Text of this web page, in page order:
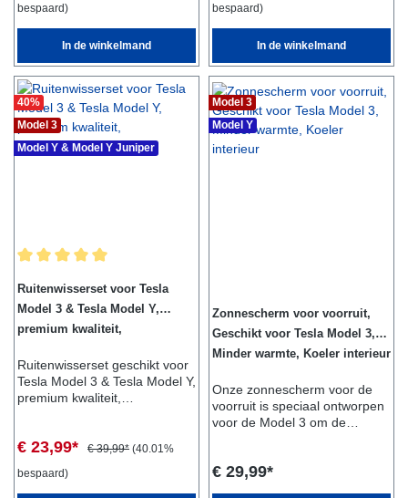
beschermhoes is eenvoudig te
bevestigen en kan zowel
gemakkelijk worden verwijderd
als
gereinigd.Leveringsomvang:-
1x huisdier beschermhoes
voor kofferbakGeschikt voor:-
Tesla Model Y uit Berlijn
bespaard)
In de winkelmand
Hedgehog" of "Beach Buggy
Racing 2".Met de
gamecontroller maakt de
passagier ook een kans in
"Beach Buggy Racing
2".geschikt voor: Tesla Model
3 Tesla Model Y Tesla Model
S Tesla Model X
bespaard)
In de winkelmand
40%
Model 3
Model Y & Model Y Juniper
Ruitenwisserset voor Tesla
Model 3 & Tesla Model Y,
premium kwaliteit,
Ruitenwisserset geschikt voor
Tesla Model 3 & Tesla Model Y,
premium kwaliteit,
producten uitgebreid, wij rijden
perfecte pasvorm en goede
€ 23,99* € 39,99* (40.01%
bespaard)
Model 3
Model Y
Zonnescherm voor voorruit,
Geschikt voor Tesla Model 3,
Minder warmte, Koeler interieur
Onze zonnescherm voor de
voorruit is speciaal ontworpen
voor de Model 3 om de
schadelijke UV-stralen, ons
€ 29,99*